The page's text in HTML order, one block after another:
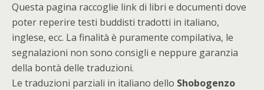
Questa pagina raccoglie link di libri e documenti dove
poter reperire testi buddisti tradotti in italiano,
inglese, ecc. La finalità è puramente compilativa, le
segnalazioni non sono consigli e neppure garanzia
della bontà delle traduzioni.
Le traduzioni parziali in italiano dello Shobogenzo